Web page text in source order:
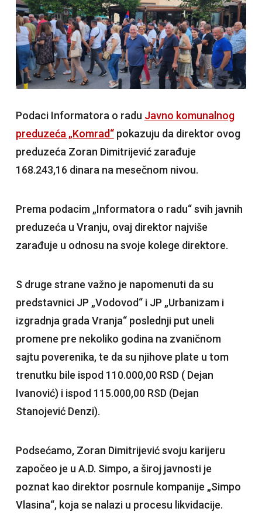
Podaci Informatora o radu Javno komunalnog
preduzeća „Komrad“pokazuju da direktor ovog
preduzeća Zoran Dimitrijević zarađuje
168.243,16 dinara na mesečnom nivou.
Prema podacim „Informatora o radu“ svih javnih
preduzeća u Vranju, ovaj direktor najviše
zarađuje u odnosu na svoje kolege direktore.
S druge strane važno je napomenuti da su
predstavnici JP „Vodovod“ i JP „Urbanizam i
izgradnja grada Vranja“ poslednji put uneli
promene pre nekoliko godina na zvaničnom
sajtu poverenika, te da su njihove plate u tom
trenutku bile ispod 110.000,00 RSD ( Dejan
Ivanović) i ispod 115.000,00 RSD (Dejan
Stanojević Denzi).
Podsećamo, Zoran Dimitrijević svoju karijeru
započeo je u A.D. Simpo, a široj javnosti je
poznat kao direktor posrnule kompanije „Simpo
Vlasina“, koja se nalazi u procesu likvidacije.